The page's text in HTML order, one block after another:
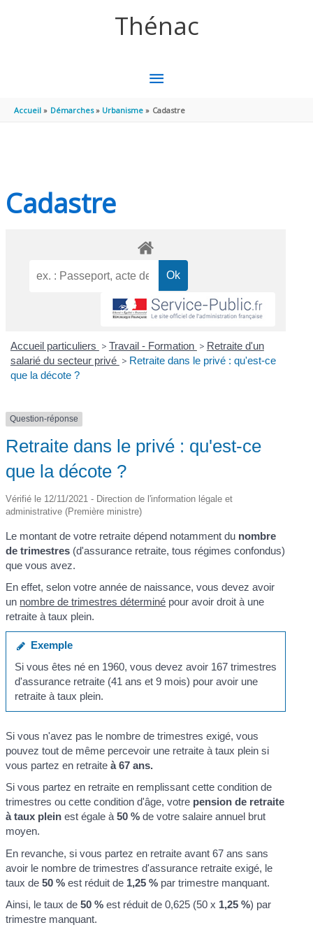
Thénac
MENU
PRINCIPAL
Accueil Démarches Urbanisme Cadastre
Cadastre
Accueil particuliers > Travail - Formation > Retraite d'un
salarié du secteur privé > Retraite dans le privé : qu'est-ce
que la décote ?
Question-réponse
Retraite dans le privé : qu'est-ce
que la décote ?
Vérifié le 12/11/2021 - Direction de l'information légale et
administrative (Première ministre)
Le montant de votre retraite dépend notamment du nombre
de trimestres (d'assurance retraite, tous régimes confondus)
que vous avez.
En effet, selon votre année de naissance, vous devez avoir
un nombre de trimestres déterminé pour avoir droit à une
retraite à taux plein.
Exemple
Si vous êtes né en 1960, vous devez avoir 167 trimestres
d'assurance retraite (41 ans et 9 mois) pour avoir une
retraite à taux plein.
Si vous n'avez pas le nombre de trimestres exigé, vous
pouvez tout de même percevoir une retraite à taux plein si
vous partez en retraiteà 67 ans.
Si vous partez en retraite en remplissant cette condition de
trimestres ou cette condition d'âge, votre pension de retraite
à taux plein est égale à50 % de votre salaire annuel brut
moyen.
En revanche, si vous partez en retraite avant 67 ans sans
avoir le nombre de trimestres d'assurance retraite exigé, le
taux de50 % est réduit de 1,25 % par trimestre manquant.
Ainsi, le taux de50 % est réduit de 0,625 (50 x 1,25 %) par
trimestre manquant.